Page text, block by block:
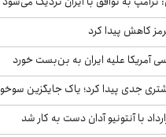
کاهش پیدا کرد
آمریکا علیه ایران به بن‌بست خورد
جدی پیدا کرد؛ یاک جایگزین
با آنتونیو آدان دست به کار شد